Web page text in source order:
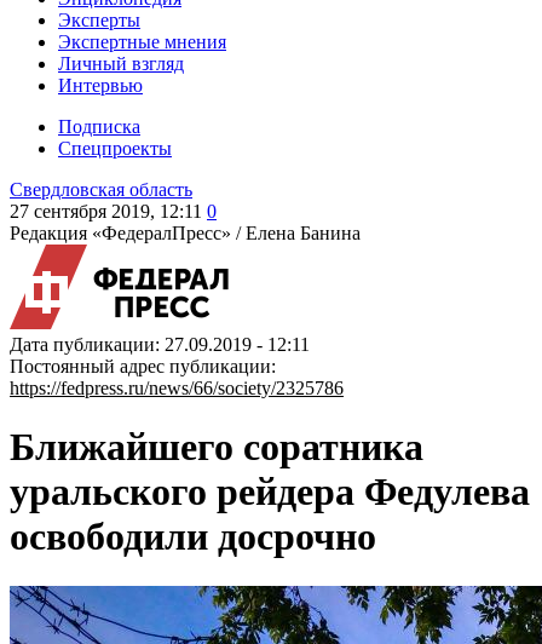
Эксперты
Экспертные мнения
Личный взгляд
Интервью
Подписка
Спецпроекты
Свердловская область
27 сентября 2019, 12:11 0
Редакция «ФедералПресс» /Елена Банина
Дата публикации: 27.09.2019 - 12:11
Постоянный адрес публикации:
https://fedpress.ru/news/66/society/2325786
Ближайшего соратника
уральского рейдера Федулева
освободили досрочно